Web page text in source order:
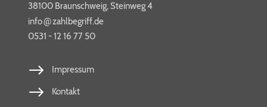
38100 Braunschweig, Steinweg 4
info​@zahl​be​griff​.de
0531 - 12 16 77 50
Impressum
Kontakt